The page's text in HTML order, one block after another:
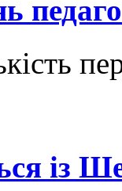
із